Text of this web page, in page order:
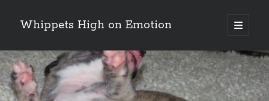
Whippets High on Emotion
öffnen
Sidebar
Neueste Kommentare